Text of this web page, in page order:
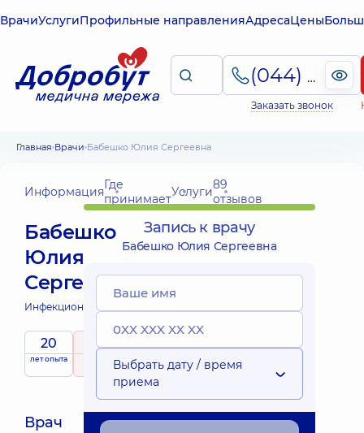
ВрачиУслугиПрофильные направленияАдресаЦены
(044) 495-2-888
Заказать звонок
Главная Врачи Бабешко Юлия Сергеевна
ИнформацияГде
принимаетУслуги89
отзывов
Бабешко
Юлия
Сергеевна
Инфекционист;
20
лет опыта
4.8 / 5
рейтингна основе
89 отзывов
Врач
Запись к врачу
Бабешко Юлия Сергеевна
Выбрать дату / время
приема